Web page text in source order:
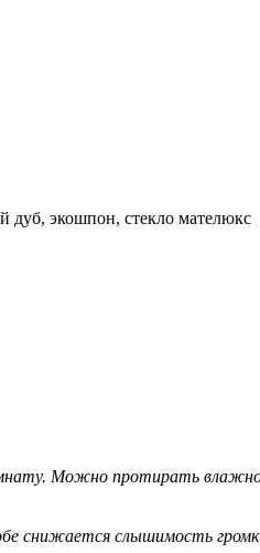
Можно протирать
снижается слышимость